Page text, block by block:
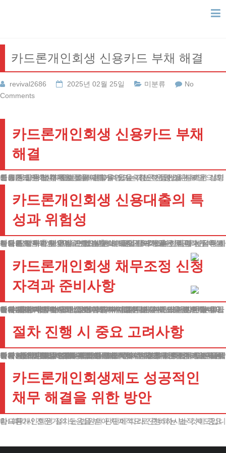
카드론개인회생 신용카드 부채 해결
revival2686 2025년 02월 25일 미분류
No
Comments
카드론개인회생 신용카드 부채
해결
오늘은 금융 부채 문제를 해결할 수 있는 제도적 방안을 상세히 설명해드리고자 합니다.
신용카드 관련 채무는 높은 이자율과 지속적인 원금 상환 부담으로 인해 정상적인 경제활동을 어렵게 만드는 경우가 많습니다.
카드론개인회생제도는 이러한 어려움을 겪는 분들에게 새로운 기회를 제공하는 법적 해결책입니다.
카드론개인회생 신용대출의 특
성과 위험성
신용카드 대출은 일반 은행 대출보다 평균 5-7% 높은 금리가 적용됩니다. 연
체가 발생하면 연 20%가 넘는 연체 이자가 부과되어 원금의 두 배 이상으로 채무가 불어날 수 있습니다. 또한 카드사들은 적극적인 추심 정책을 펼치기 때문에, 연체 발생 시 매일같이 독촉 전화에 시달리게 됩니다.
카드론개인회생 상담을 받으시는 분들의 대부분은 이러한 높은 이자 부담과 지속적인 추심으로 인한 스트레스를 호소하십니다.
카드론개인회생 채무조정 신청
자격과 준비사항
첫째, 총부채가 보유 자산보다 많아야 합니다. 여기서 자산은 부동산, 예금, 주식, 자동차 등 현금화가 가능한 모든 재산을 포함합니다.
배우자 명의의 재산도 심사 과정에서 고려될 수 있으니 유의하셔야 합니다.
둘째, 채무 총액이 천만 원을 초과해야 합니다. 다만 신용채무는 10억 원, 담보채무는 15억 원 이하여야 합니다.
이는 법원이 정한 기준으로, 초과 시에는 다른 채무조정 방안을 검토해야 합니다.
셋째, 안정적인 수입이 있어야 합니다. 정규직 근로자가 아니더라도 프리랜서, 자영업자 등 정기적인 수입을 증명할 수 있다면 신청이 가능합니다.
수입은 최저생계비 이상이어야 하며, 채무 변제에 사용할 수 있는 금액이 있어야 합니다.
절차 진행 시 중요 고려사항
첫째, 정확한 채무 내역 파악이 필수적입니다. 한국신용정보원에서 발급받는 신용정보조회서를 통해 전체 채무 현황을 확인하시기 바랍니다. 카드사별로 부채증명원을 발급받아 정확한 채무액과 이자율을 파악하는 것도 중요합니다.
둘째, 소득 증빙 서류를 철저히 준비해야 합니다. 근로소득자는 급여명세서와 원천징수영수증을, 사업소득자는 사업자등록증과 소득금액증명원을 준비하셔야 합니다. 프리랜서의 경우 계약서나 입금내역 등으로 수입을 증명할 수 있습니다.
셋째, 재산 관련 서류도 빠짐없이 준비해야 합니다. 부동산등기부등본, 자동차등록원부, 예금거래내역서 등이 필요합니다. 숨기거나 누락된 재산이 있을 경우 나중에 문제가 될 수 있으니 정직하게 신고하시기 바랍니다.
카드론개인회생제도 성공적인
채무 해결을 위한 방안
카드론개인회생 절차는 법원의 판단에 따라 진행되는 법적 제도입니다. 따라서 전문가의 도움을 받아 체계적으로 준비하시는 것이 중요합니다.